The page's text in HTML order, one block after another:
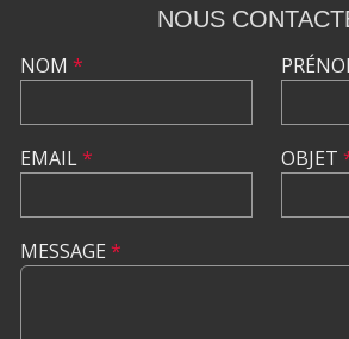
NOUS
NOM *
EMAIL* OBJET
MESSAGE *